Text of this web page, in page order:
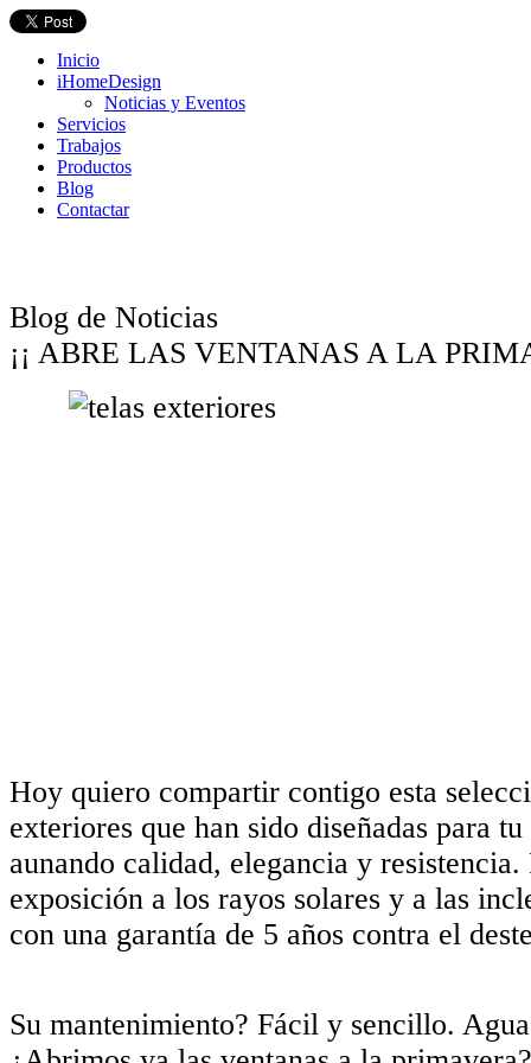
Inicio
iHomeDesign
Noticias y Eventos
Servicios
Trabajos
Productos
Blog
Contactar
Blog de Noticias
¡¡ ABRE LAS VENTANAS A LA
Hoy quiero compartir contigo esta
exteriores que han sido diseñadas para
aunando calidad, elegancia y resistencia.
exposición a los rayos solares y a las
con una garantía de 5 años contra el
Su mantenimiento? Fácil y sencillo.